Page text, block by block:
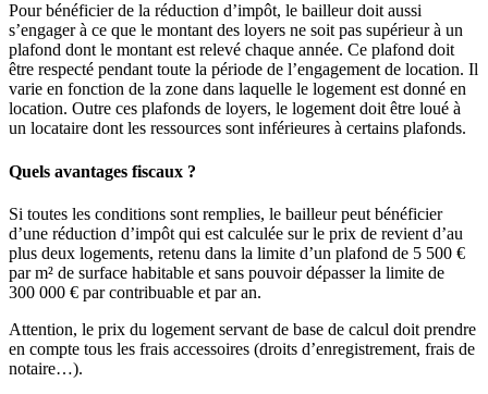
Pour bénéficier de la réduction d’impôt, le bailleur doit aussi
s’engager à ce que le montant des loyers ne soit pas supérieur à un
plafond dont le montant est relevé chaque année. Ce plafond doit
être respecté pendant toute la période de l’engagement de location. Il
varie en fonction de la zone dans laquelle le logement est donné en
location. Outre ces plafonds de loyers, le logement doit être loué à
un locataire dont les ressources sont inférieures à certains plafonds.
Quels avantages fiscaux ?
Si toutes les conditions sont remplies, le bailleur peut bénéficier
d’une réduction d’impôt qui est calculée sur le prix de revient d’au
plus deux logements, retenu dans la limite d’un plafond de 5 500 €
par m² de surface habitable et sans pouvoir dépasser la limite de
300 000 € par contribuable et par an.
Attention, le prix du logement servant de base de calcul doit prendre
en compte tous les frais accessoires (droits d’enregistrement, frais de
notaire…).